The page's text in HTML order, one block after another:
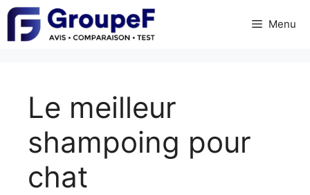
Skip
content
Menu
Le meilleur
shampoing pour
chat